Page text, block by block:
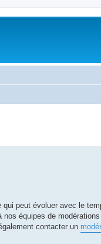
peut évoluer avec le
équipes de
contacter un